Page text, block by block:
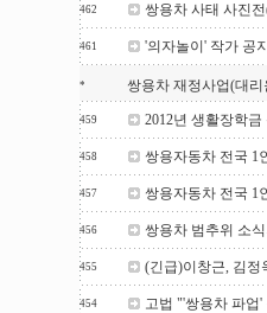
462 쌍용차 사태 사진
461 '의자놀이' 작가 공
* 쌍용차 재정사업(대리
459 2012년 생활장학금
458 쌍용자동차 전국 1
457 쌍용자동차 전국 1
456 쌍용차 범추위 소
455 (긴급)이창근, 김정
454 고법 "'쌍용차 파